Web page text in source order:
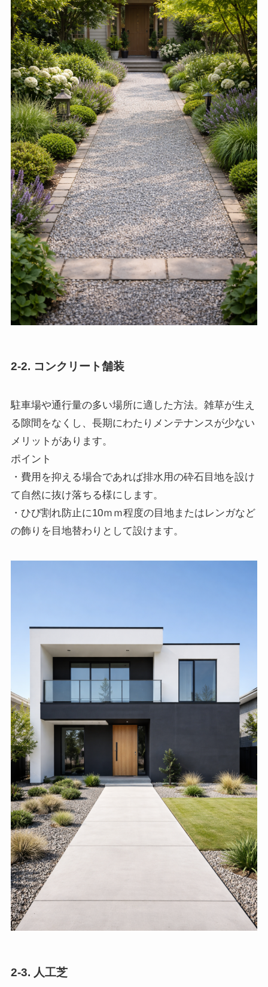
2-2. コンクリート舗装
駐車場や通行量の多い場所に適した方法。雑草が生え
る隙間をなくし、長期にわたりメンテナンスが少ない
メリットがあります。
ポイント
・費用を抑える場合であれば排水用の砕石目地を設け
て自然に抜け落ちる様にします。
・ひび割れ防止に10ｍｍ程度の目地またはレンガなど
の飾りを目地替わりとして設けます。
2-3. 人工芝